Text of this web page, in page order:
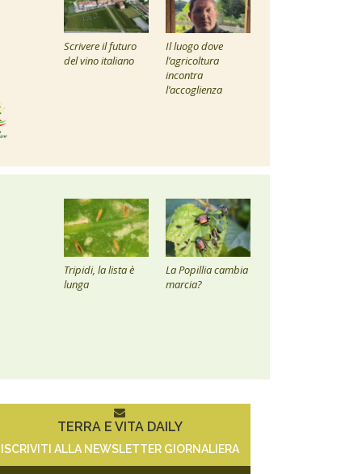
Scrivere il futuro
del vino italiano
Il luogo dove
l’agricoltura
incontra
l’accoglienza
Tripidi, la lista è
lunga
La Popillia cambia
marcia?
TERRA E VITA DAILY
ISCRIVITI ALLA NEWSLETTER GIORNALIERA